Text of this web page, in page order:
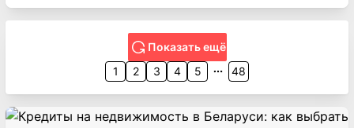
Показать ещё
1
2 3 4 5 48